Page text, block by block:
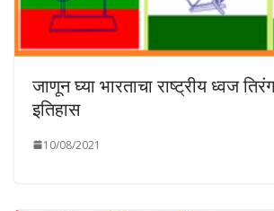
जाणून घ्या भारताचा राष्ट्रीय ध्वज
इतिहास
10/08/2021